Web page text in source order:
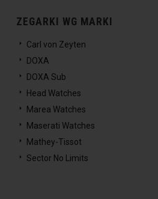
ZEGARKI WG MARKI
Carl von Zeyten
DOXA
DOXA Sub
Head Watches
Marea Watches
Maserati Watches
Mathey-Tissot
Sector No Limits